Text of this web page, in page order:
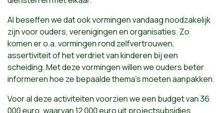
Al beseffen we dat ook vormingen vandaag noodzakelijk
zijn voor ouders, verenigingen en organisaties. Zo
komen er o.a. vormingen rond zelfvertrouwen,
assertiviteit of het verdriet van kinderen bij een
scheiding. Met deze vormingen willen we ouders beter
informeren hoe ze bepaalde thema's moeten aanpakken.
Voor al deze activiteiten voorzien we een budget van 36
000 euro, waarvan 12 000 euro uit projectsubsidies